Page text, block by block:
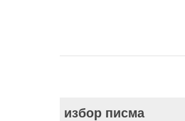
избор писма